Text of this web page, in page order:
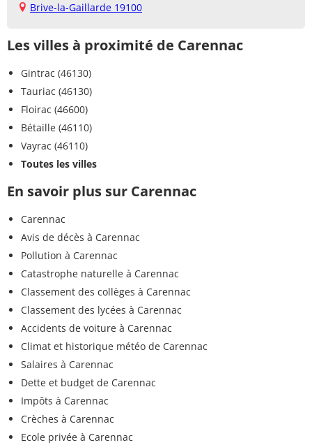
Brive-la-Gaillarde 19100
Les villes à proximité de Carennac
Gintrac (46130)
Tauriac (46130)
Floirac (46600)
Bétaille (46110)
Vayrac (46110)
Toutes les villes
En savoir plus sur Carennac
Carennac
Avis de décès à Carennac
Pollution à Carennac
Catastrophe naturelle à Carennac
Classement des collèges à Carennac
Classement des lycées à Carennac
Accidents de voiture à Carennac
Climat et historique météo de Carennac
Salaires à Carennac
Dette et budget de Carennac
Impôts à Carennac
Crèches à Carennac
Ecole privée à Carennac